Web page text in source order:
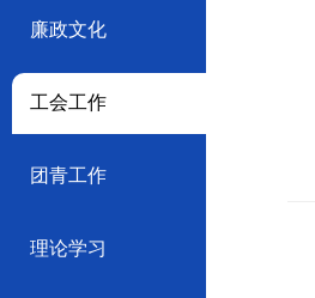
廉政文化
工会工作
团青工作
理论学习